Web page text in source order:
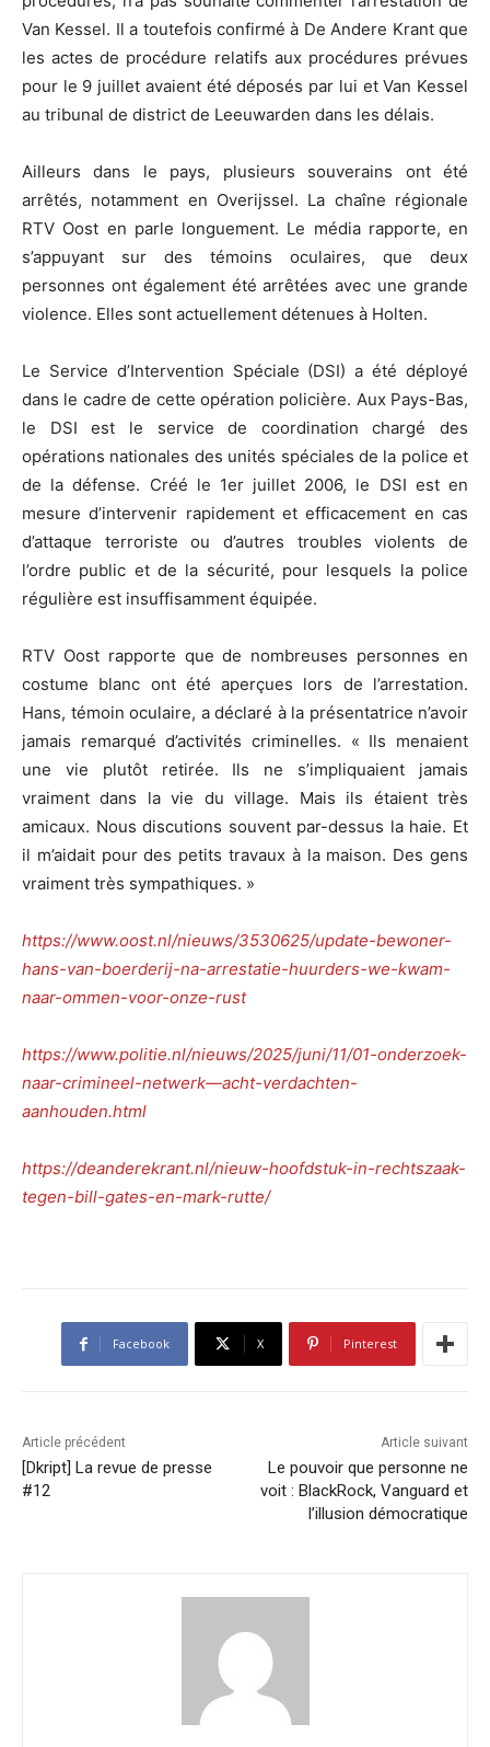
Van Kessel. Il a toutefois confirmé à De Andere Krant que
les actes de procédure relatifs aux procédures prévues
pour le 9 juillet avaient été déposés par lui et Van Kessel
au tribunal de district de Leeuwarden dans les délais.
Ailleurs dans le pays, plusieurs souverains ont été
arrêtés, notamment en Overijssel. La chaîne régionale
RTV Oost en parle longuement. Le média rapporte, en
s’appuyant sur des témoins oculaires, que deux
personnes ont également été arrêtées avec une grande
violence. Elles sont actuellement détenues à Holten.
Le Service d’Intervention Spéciale (DSI) a été déployé
dans le cadre de cette opération policière. Aux Pays-Bas,
le DSI est le service de coordination chargé des
opérations nationales des unités spéciales de la police et
de la défense. Créé le 1er juillet 2006, le DSI est en
mesure d’intervenir rapidement et efficacement en cas
d’attaque terroriste ou d’autres troubles violents de
l’ordre public et de la sécurité, pour lesquels la police
régulière est insuffisamment équipée.
RTV Oost rapporte que de nombreuses personnes en
costume blanc ont été aperçues lors de l’arrestation.
Hans, témoin oculaire, a déclaré à la présentatrice n’avoir
jamais remarqué d’activités criminelles. « Ils menaient
une vie plutôt retirée. Ils ne s’impliquaient jamais
vraiment dans la vie du village. Mais ils étaient très
amicaux. Nous discutions souvent par-dessus la haie. Et
il m’aidait pour des petits travaux à la maison. Des gens
vraiment très sympathiques. »
https://www.oost.nl/nieuws/3530625/update-bewoner-
hans-van-boerderij-na-arrestatie-huurders-we-kwam-
naar-ommen-voor-onze-rust
https://www.politie.nl/nieuws/2025/juni/11/01-onderzoek-
naar-crimineel-netwerk—acht-verdachten-
aanhouden.html
https://deanderekrant.nl/nieuw-hoofdstuk-in-rechtszaak-
tegen-bill-gates-en-mark-rutte/
Facebook X Pinterest
Article précédent
[Dkript] La revue de presse
#12
Article suivant
Le pouvoir que personne ne
voit : BlackRock, Vanguard et
l’illusion démocratique